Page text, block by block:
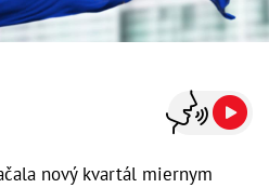
nový kvartál miernym